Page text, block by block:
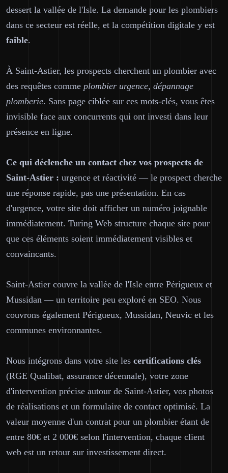
dessert la vallée de l'Isle. La demande pour les plombiers
dans ce secteur est réelle, et la compétition digitale y est
faible.
À Saint-Astier, les prospects cherchent un plombier avec
des requêtes comme plombier urgence, dépannage
plomberie. Sans page ciblée sur ces mots-clés, vous êtes
invisible face aux concurrents qui ont investi dans leur
présence en ligne.
Ce qui déclenche un contact chez vos prospects de
Saint-Astier : urgence et réactivité — le prospect cherche
une réponse rapide, pas une présentation. En cas
d'urgence, votre site doit afficher un numéro joignable
immédiatement. Turing Web structure chaque site pour
que ces éléments soient immédiatement visibles et
convaincants.
Saint-Astier couvre la vallée de l'Isle entre Périgueux et
Mussidan — un territoire peu exploré en SEO. Nous
couvrons également Périgueux, Mussidan, Neuvic et les
communes environnantes.
Nous intégrons dans votre site les certifications clés
(RGE Qualibat, assurance décennale), votre zone
d'intervention précise autour de Saint-Astier, vos photos
de réalisations et un formulaire de contact optimisé. La
valeur moyenne d'un contrat pour un plombier étant de
entre 80€ et 2 000€ selon l'intervention, chaque client
web est un retour sur investissement direct.